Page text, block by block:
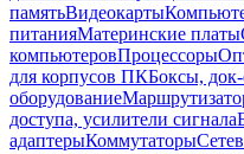
памятьВидеокарты
питанияМатеринские платы
компьютеровПроцессоры
для корпусов ПКБоксы,
оборудование
доступа, усилители сигнала
адаптерыКоммутаторы